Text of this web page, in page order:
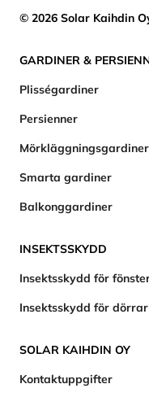
© 2026 Solar Kaihdin
GARDINER &
Plisségardiner
Persienner
Mörkläggningsgardiner
Smarta gardiner
Balkonggardiner
INSEKTSSKYDD
Insektsskydd för
Insektsskydd för dörrar
SOLAR KAIHDIN OY
Kontaktuppgifter